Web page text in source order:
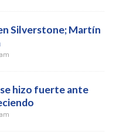
Silverstone; Martín
hizo fuerte ante